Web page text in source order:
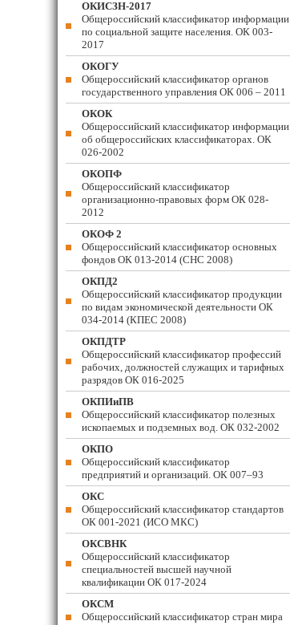
ОКИСЗН-2017
Общероссийский классификатор информации
по социальной защите населения. ОК 003-
2017
ОКОГУ
Общероссийский классификатор органов
государственного управления ОК 006 – 2011
ОКОК
Общероссийский классификатор информации
об общероссийских классификаторах. ОК
026-2002
ОКОПФ
Общероссийский классификатор
организационно-правовых форм ОК 028-
2012
ОКОФ 2
Общероссийский классификатор основных
фондов ОК 013-2014 (СНС 2008)
ОКПД2
Общероссийский классификатор продукции
по видам экономической деятельности ОК
034-2014 (КПЕС 2008)
ОКПДТР
Общероссийский классификатор профессий
рабочих, должностей служащих и тарифных
разрядов ОК 016-2025
ОКПИиПВ
Общероссийский классификатор полезных
ископаемых и подземных вод. ОК 032-2002
ОКПО
Общероссийский классификатор
предприятий и организаций. ОК 007–93
ОКС
Общероссийский классификатор стандартов
ОК 001-2021 (ИСО МКС)
ОКСВНК
Общероссийский классификатор
специальностей высшей научной
квалификации ОК 017-2024
ОКСМ
Общероссийский классификатор стран мира